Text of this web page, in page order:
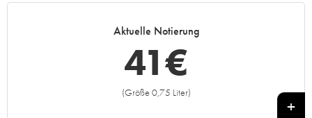
Aktuelle Notierung
41€
(Größe 0,75 Liter)
+